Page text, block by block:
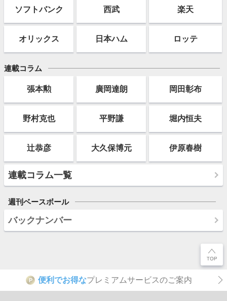
ソフトバンク 西武 楽天
オリックス 日本ハム ロッテ
連載コラム
張本勲 廣岡達朗 岡田彰布
野村克也 平野謙 堀内恒夫
辻恭彦 大久保博元 伊原春樹
連載コラム一覧
週刊ベースボール
バックナンバー
P 便利でお得なプレミアムサービスのご案内